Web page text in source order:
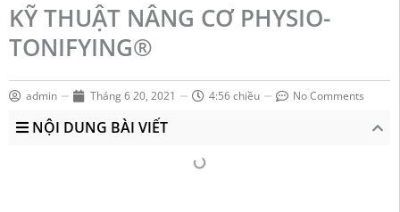
KỸ THUẬT NÂNG CƠ PHYSIO-
TONIFYING®
admin Tháng 6 20, 2021 4:56 chiều No Comments
NỘI DUNG BÀI VIẾT